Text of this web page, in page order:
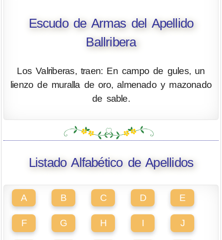
Escudo de Armas del Apellido
Ballribera
Los Valriberas, traen: En campo de gules, un
lienzo de muralla de oro, almenado y mazonado
de sable.
Listado Alfabético de Apellidos
A B C D E
F G H I J